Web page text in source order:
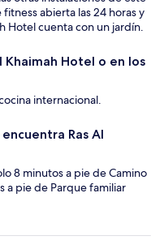
abierta las 24 horas y
Hotel cuenta con un jardín.
Khaimah Hotel o en los
internacional.
Ras Al
8 minutos a pie de Camino
a pie de Parque familiar